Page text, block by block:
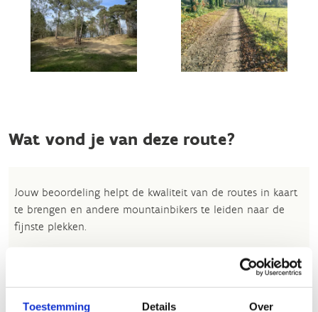
Toestemming Details Over
Wat vond je van deze route?
Jouw beoordeling helpt de kwaliteit van de routes in kaart
te brengen en andere mountainbikers te leiden naar de
fijnste plekken.
vind je tips om een
oprecht nuttige beoordeling te schrijven. Respecteer je
onze richtlijnen niet, dan kunnen wij beslissen jouw
beoordelingen te verwijderen. Wij behouden ons het recht